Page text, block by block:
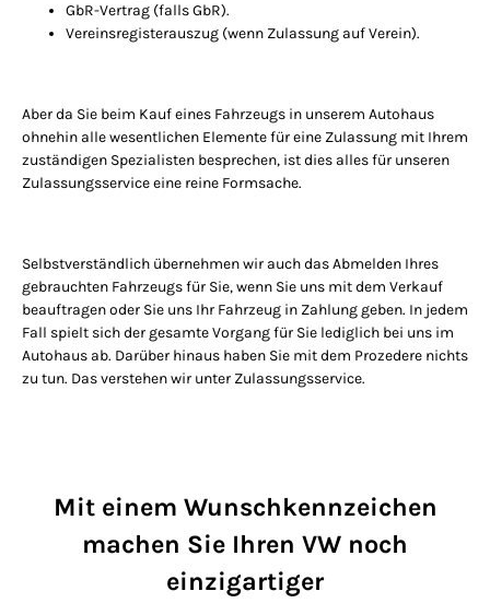
GbR-Vertrag (falls GbR).
Vereinsregisterauszug (wenn Zulassung auf Verein).
Aber da Sie beim Kauf eines Fahrzeugs in unserem Autohaus
ohnehin alle wesentlichen Elemente für eine Zulassung mit Ihrem
zuständigen Spezialisten besprechen, ist dies alles für unseren
Zulassungsservice eine reine Formsache.
Selbstverständlich übernehmen wir auch das Abmelden Ihres
gebrauchten Fahrzeugs für Sie, wenn Sie uns mit dem Verkauf
beauftragen oder Sie uns Ihr Fahrzeug in Zahlung geben. In jedem
Fall spielt sich der gesamte Vorgang für Sie lediglich bei uns im
Autohaus ab. Darüber hinaus haben Sie mit dem Prozedere nichts
zu tun. Das verstehen wir unter Zulassungsservice.
Mit einem Wunschkennzeichen
machen Sie Ihren VW noch
einzigartiger